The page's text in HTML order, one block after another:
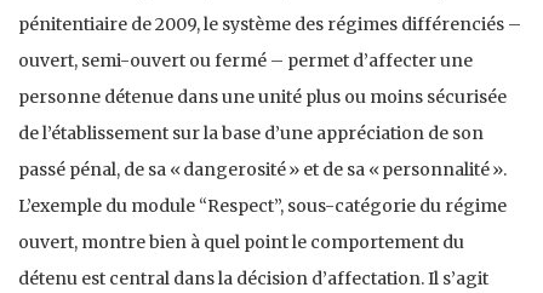
pénitentiaire de 2009, le système des régimes différenciés –
ouvert, semi-ouvert ou fermé – permet d’affecter une
personne détenue dans une unité plus ou moins sécurisée
de l’établissement sur la base d’une appréciation de son
passé pénal, de sa « dangerosité » et de sa « personnalité ».
L’exemple du module “Respect”, sous-catégorie du régime
ouvert, montre bien à quel point le comportement du
détenu est central dans la décision d’affectation. Il s’agit